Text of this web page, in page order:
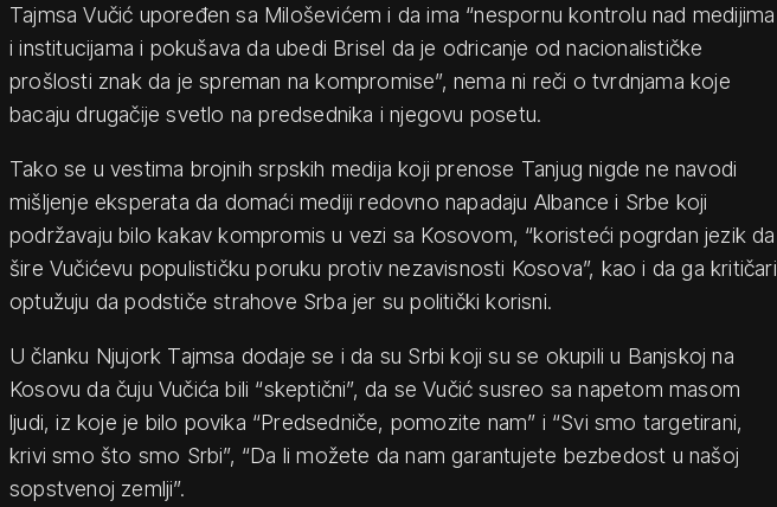
Tajmsa Vučić upoređen sa Miloševićem i da ima “nespornu kontrolu nad medijima
i institucijama i pokušava da ubedi Brisel da je odricanje od nacionalističke
prošlosti znak da je spreman na kompromise”, nema ni reči o tvrdnjama koje
bacaju drugačije svetlo na predsednika i njegovu posetu.
Tako se u vestima brojnih srpskih medija koji prenose Tanjug nigde ne navodi
mišljenje eksperata da domaći mediji redovno napadaju Albance i Srbe koji
podržavaju bilo kakav kompromis u vezi sa Kosovom, “koristeći pogrdan jezik da
šire Vučićevu populističku poruku protiv nezavisnosti Kosova”, kao i da ga kritičari
optužuju da podstiče strahove Srba jer su politički korisni.
U članku Njujork Tajmsa dodaje se i da su Srbi koji su se okupili u Banjskoj na
Kosovu da čuju Vučića bili “skeptični”, da se Vučić susreo sa napetom masom
ljudi, iz koje je bilo povika “Predsedniče, pomozite nam” i “Svi smo targetirani,
krivi smo što smo Srbi”, “Da li možete da nam garantujete bezbedost u našoj
sopstvenoj zemlji”.